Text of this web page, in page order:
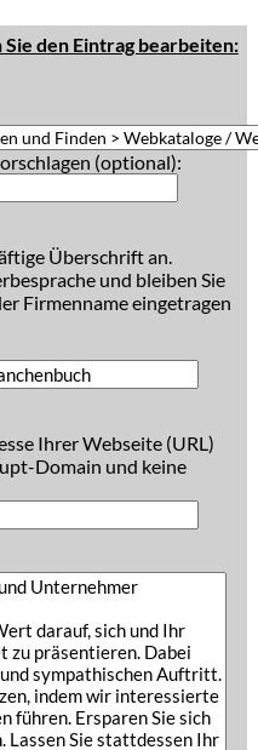
den Eintrag bearbeiten:
(optional):
Überschrift an.
und bleiben Sie
Firmenname eingetragen
Ihrer Webseite (URL)
Domain und keine